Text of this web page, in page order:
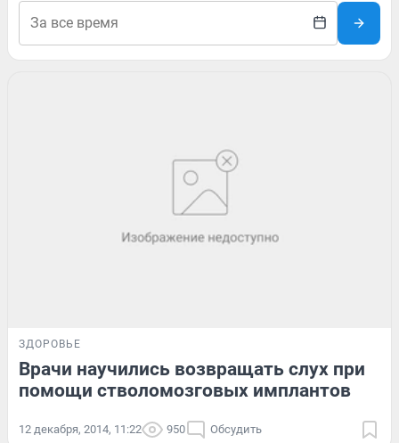
ЗДОРОВЬЕ
Врачи научились возвращать слух при
помощи стволомозговых имплантов
12 декабря, 2014, 11:22 950 Обсудить